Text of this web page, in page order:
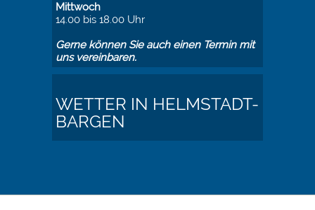
Mittwoch
14.00 bis 18.00 Uhr
Gerne können Sie auch einen Termin mit
uns vereinbaren.
WETTER IN HELMSTADT-
BARGEN